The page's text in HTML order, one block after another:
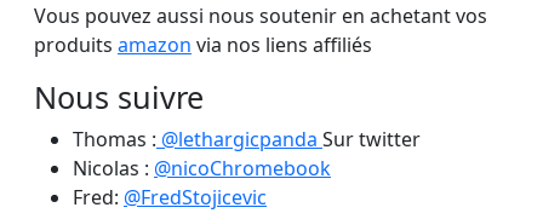
Vous pouvez aussi nous soutenir en achetant vos
produits amazon via nos liens affiliés
Nous suivre
Thomas : @lethargicpanda Sur twitter
Nicolas : @nicoChromebook
Fred: @FredStojicevic